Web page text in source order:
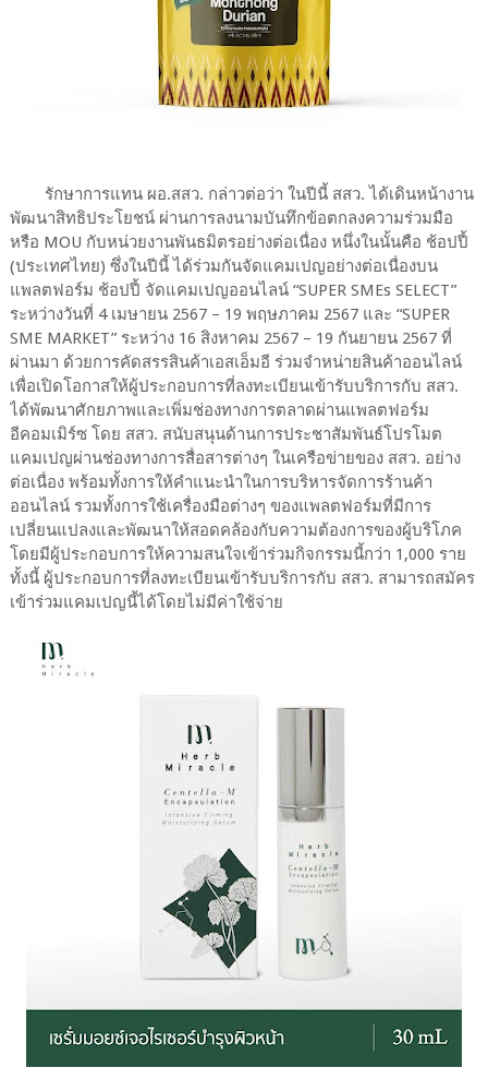
รักษาการแทน ผอ.สสว. กล่าวต่อว่า ในปีนี้ สสว. ได้เดินหน้างาน
พัฒนาสิทธิประโยชน์ ผ่านการลงนามบันทึกข้อตกลงความร่วมมือ
หรือ MOU กับหน่วยงานพันธมิตรอย่างต่อเนื่อง หนึ่งในนั้นคือ ช้อปปี้
(ประเทศไทย) ซึ่งในปีนี้ ได้ร่วมกันจัดแคมเปญอย่างต่อเนื่องบน
แพลตฟอร์ม ช้อปปี้ จัดแคมเปญออนไลน์ “SUPER SMEs SELECT”
ระหว่างวันที่ 4 เมษายน 2567 – 19 พฤษภาคม 2567 และ “SUPER
SME MARKET” ระหว่าง 16 สิงหาคม 2567 – 19 กันยายน 2567 ที่
ผ่านมา ด้วยการคัดสรรสินค้าเอสเอ็มอี ร่วมจำหน่ายสินค้าออนไลน์
เพื่อเปิดโอกาสให้ผู้ประกอบการที่ลงทะเบียนเข้ารับบริการกับ สสว.
ได้พัฒนาศักยภาพและเพิ่มช่องทางการตลาดผ่านแพลตฟอร์ม
อีคอมเมิร์ซ โดย สสว. สนับสนุนด้านการประชาสัมพันธ์โปรโมต
แคมเปญผ่านช่องทางการสื่อสารต่างๆ ในเครือข่ายของ สสว. อย่าง
ต่อเนื่อง พร้อมทั้งการให้คำแนะนำในการบริหารจัดการร้านค้า
ออนไลน์ รวมทั้งการใช้เครื่องมือต่างๆ ของแพลตฟอร์มที่มีการ
เปลี่ยนแปลงและพัฒนาให้สอดคล้องกับความต้องการของผู้บริโภค
โดยมีผู้ประกอบการให้ความสนใจเข้าร่วมกิจกรรมนี้กว่า 1,000 ราย
ทั้งนี้ ผู้ประกอบการที่ลงทะเบียนเข้ารับบริการกับ สสว. สามารถสมัคร
เข้าร่วมแคมเปญนี้ได้โดยไม่มีค่าใช้จ่าย